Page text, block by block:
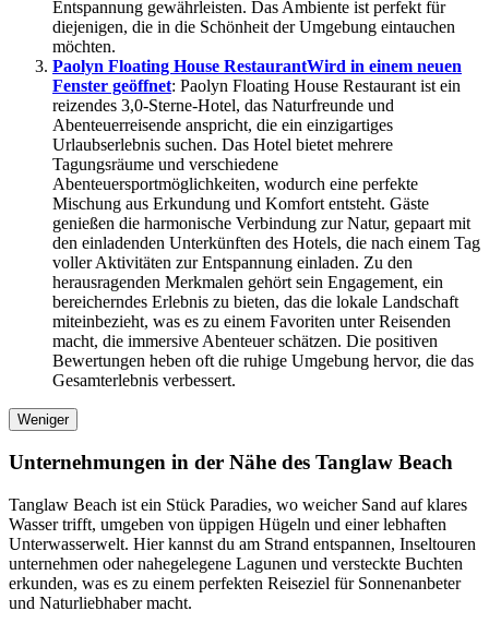
Entspannung gewährleisten. Das Ambiente ist perfekt für
diejenigen, die in die Schönheit der Umgebung eintauchen
möchten.
Paolyn Floating House RestaurantWird in einem neuen
Fenster geöffnet: Paolyn Floating House Restaurant ist ein
reizendes 3,0-Sterne-Hotel, das Naturfreunde und
Abenteuerreisende anspricht, die ein einzigartiges
Urlaubserlebnis suchen. Das Hotel bietet mehrere
Tagungsräume und verschiedene
Abenteuersportmöglichkeiten, wodurch eine perfekte
Mischung aus Erkundung und Komfort entsteht. Gäste
genießen die harmonische Verbindung zur Natur, gepaart mit
den einladenden Unterkünften des Hotels, die nach einem Tag
voller Aktivitäten zur Entspannung einladen. Zu den
herausragenden Merkmalen gehört sein Engagement, ein
bereicherndes Erlebnis zu bieten, das die lokale Landschaft
miteinbezieht, was es zu einem Favoriten unter Reisenden
macht, die immersive Abenteuer schätzen. Die positiven
Bewertungen heben oft die ruhige Umgebung hervor, die das
Gesamterlebnis verbessert.
Weniger
Unternehmungen in der Nähe des Tanglaw Beach
Tanglaw Beach ist ein Stück Paradies, wo weicher Sand auf klares
Wasser trifft, umgeben von üppigen Hügeln und einer lebhaften
Unterwasserwelt. Hier kannst du am Strand entspannen, Inseltouren
unternehmen oder nahegelegene Lagunen und versteckte Buchten
erkunden, was es zu einem perfekten Reiseziel für Sonnenanbeter
und Naturliebhaber macht.